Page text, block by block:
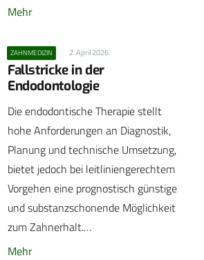
Mehr
ZAHNMEDIZIN 2. April 2026
Fallstricke in der
Endodontologie
Die endodontische Therapie stellt
hohe Anforderungen an Diagnostik,
Planung und technische Umsetzung,
bietet jedoch bei leitliniengerechtem
Vorgehen eine prognostisch günstige
und substanzschonende Möglichkeit
zum Zahnerhalt.…
Mehr